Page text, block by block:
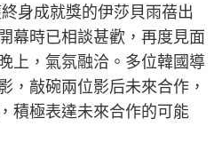
身成就獎的伊莎貝雨蓓出
幕時已相談甚歡，再度見面
上，氣氛融洽。多位韓國導
，敲碗兩位影后未來合作，
積極表達未來合作的可能